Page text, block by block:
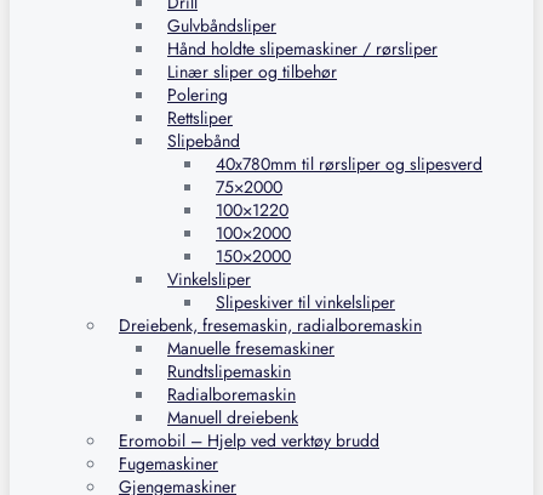
Gulvbåndsliper
Hånd holdte slipemaskiner / rørsliper
Linær sliper og tilbehør
Polering
Rettsliper
Slipebånd
40x780mm til rørsliper og slipesverd
75×2000
100×1220
100×2000
150×2000
Vinkelsliper
Slipeskiver til vinkelsliper
Dreiebenk, fresemaskin, radialboremaskin
Manuelle fresemaskiner
Rundtslipemaskin
Radialboremaskin
Manuell dreiebenk
Eromobil – Hjelp ved verktøy brudd
Fugemaskiner
Gjengemaskiner